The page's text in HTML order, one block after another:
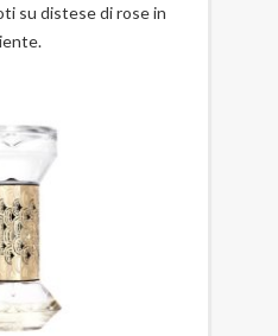
su distese di rose in